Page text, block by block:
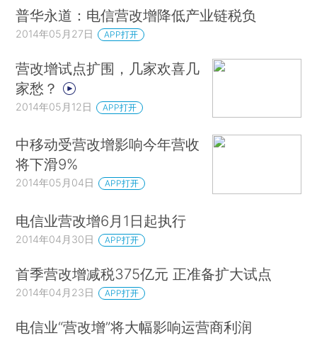
普华永道：电信营改增降低产业链税负
2014年05月27日 APP打开
营改增试点扩围，几家欢喜几
家愁？
2014年05月12日 APP打开
中移动受营改增影响今年营收
将下滑9%
2014年05月04日 APP打开
电信业营改增6月1日起执行
2014年04月30日 APP打开
首季营改增减税375亿元 正准备扩大试点
2014年04月23日 APP打开
电信业“营改增”将大幅影响运营商利润